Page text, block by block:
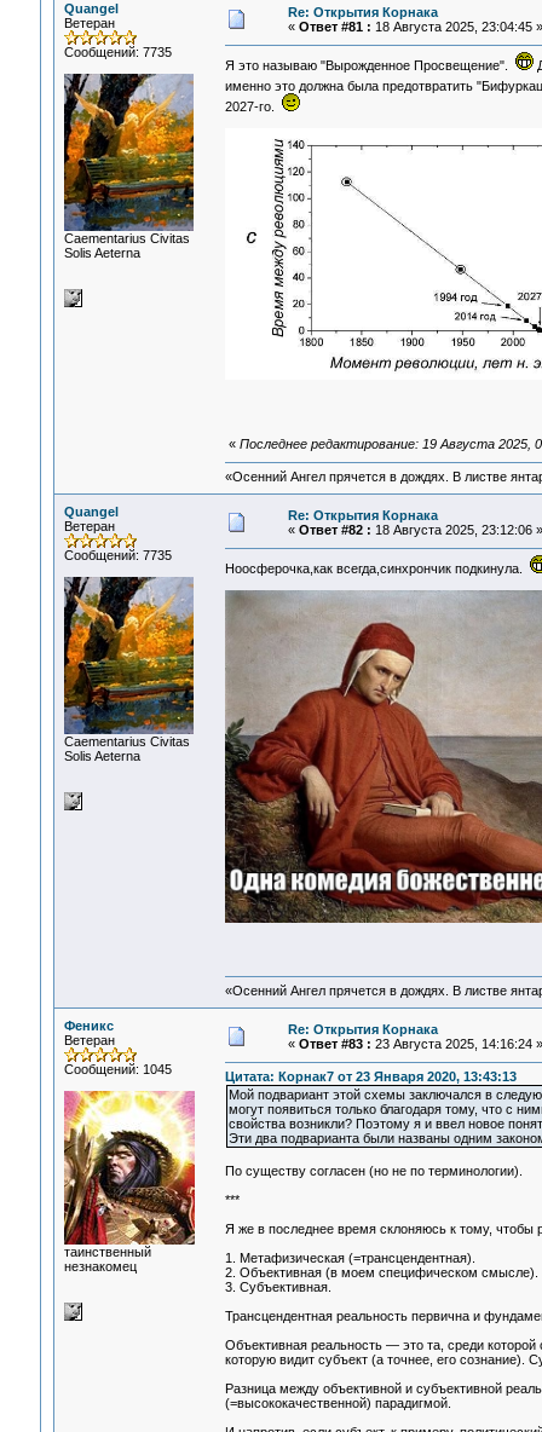
Quangel
Ветеран
Сообщений: 7735
Сaementarius Civitas
Solis Aeterna
Re: Открытия Корнака
« Ответ #81 : 18 Августа 2025, 23:04:45 »
Я это называю "Вырожденное Просвещение".
именно это должна была предотвратить
2027-го.
« Последнее редактирование: 19 Августа 2025,
«Осенний Ангел прячется в дождях. В листве
Quangel
Ветеран
Сообщений: 7735
Сaementarius Civitas
Solis Aeterna
Re: Открытия Корнака
« Ответ #82 : 18 Августа 2025, 23:12:06 »
Ноосферочка,как всегда,синхрончик подкинула.
«Осенний Ангел прячется в дождях. В листве
Феникс
Ветеран
Сообщений: 1045
таинственный
незнакомец
Re: Открытия Корнака
« Ответ #83 : 23 Августа 2025, 14:16:24 »
Цитата: Корнак7 от 23 Января 2020, 13:43:13
Мой подвариант этой схемы заключался в
могут появиться только благодаря тому, что с
свойства возникли? Поэтому я и ввел новое
Эти два подварианта были названы одним
По существу согласен (но не по терминологии).
***
Я же в последнее время склоняюсь к тому, чтобы
1. Метафизическая (=трансцендентная).
2. Объективная (в моем специфическом смысле).
3. Субъективная.
Трансцендентная реальность первична и
Объективная реальность — это та, среди
которую видит субъект (а точнее, его сознание).
Разница между объективной и субъективной
(=высококачественной) парадигмой.